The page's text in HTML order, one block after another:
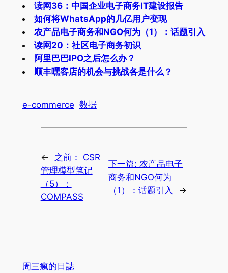
读网36：中国企业电子商务IT建设报告
如何将WhatsApp的几亿用户变现
农产品电子商务和NGO何为（1）：话题引入
读网20：社区电子商务初识
阿里巴巴IPO之后怎么办？
顺丰嘿客店的机会与挑战各是什么？
e-commerce 数据
← 之前： CSR
管理模型笔记
（5）：
COMPASS
下一篇:农产品电子
商务和NGO何为
（1）：话题引入
→
周三瘋的日誌